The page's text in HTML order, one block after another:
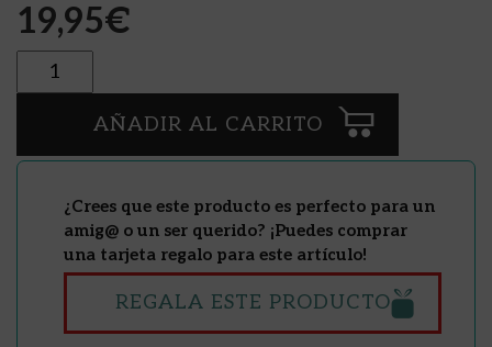
19,95€
Cantidad
AÑADIR AL CARRITO
¿Crees que este producto es perfecto para un
amig@ o un ser querido? ¡Puedes comprar
una tarjeta regalo para este artículo!
REGALA ESTE PRODUCTO